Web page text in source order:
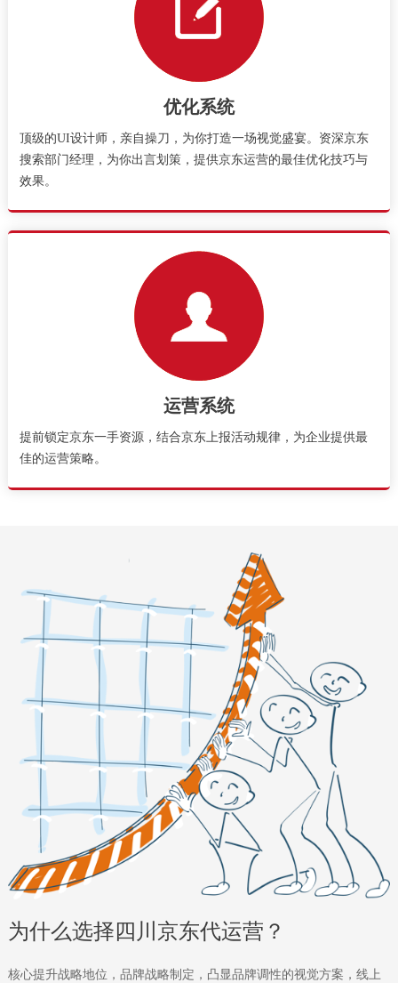
优化系统
顶级的UI设计师，亲自操刀，为你打造一场视觉盛宴。资深京东
搜索部门经理，为你出言划策，提供京东运营的最佳优化技巧与
效果。
运营系统
提前锁定京东一手资源，结合京东上报活动规律，为企业提供最
佳的运营策略。
为什么选择四川京东代运营？
核心提升战略地位，品牌战略制定，凸显品牌调性的视觉方案，线上